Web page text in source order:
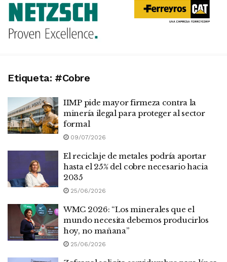
Etiqueta: #Cobre
IIMP pide mayor firmeza contra la
minería ilegal para proteger al sector
formal
09/07/2026
El reciclaje de metales podría aportar
hasta el 25% del cobre necesario hacia
2035
25/06/2026
WMC 2026: “Los minerales que el
mundo necesita debemos producirlos
hoy, no mañana”
25/06/2026